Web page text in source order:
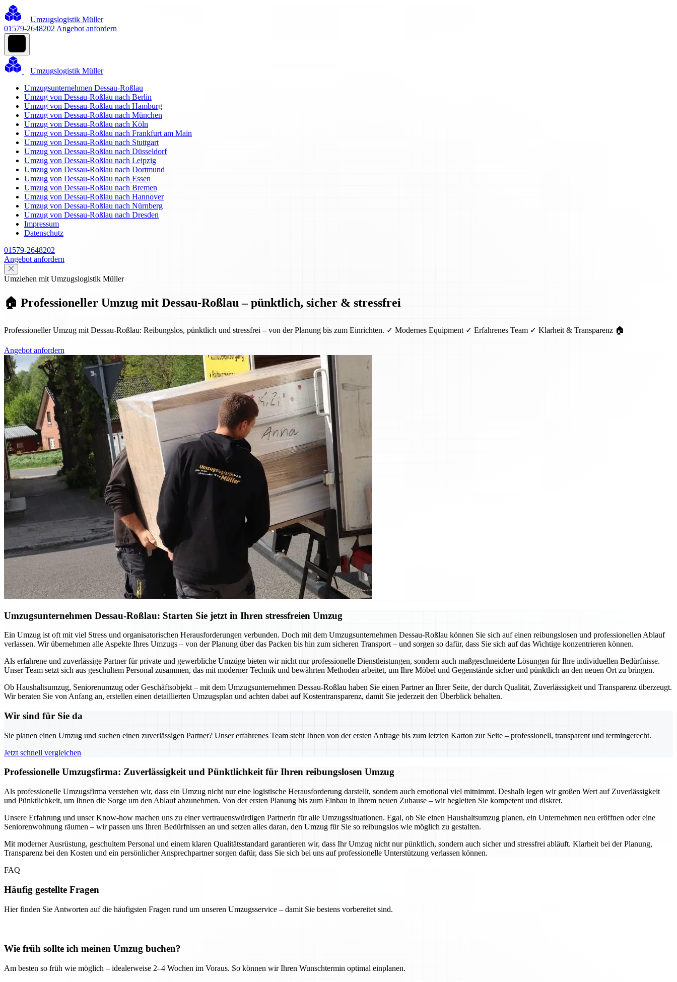
Umzugslogistik Müller
01579-2648202 Angebot anfordern
Umzugslogistik Müller
Umzugsunternehmen Dessau-Roßlau
Umzug von Dessau-Roßlau nach Berlin
Umzug von Dessau-Roßlau nach Hamburg
Umzug von Dessau-Roßlau nach München
Umzug von Dessau-Roßlau nach Köln
Umzug von Dessau-Roßlau nach Frankfurt am Main
Umzug von Dessau-Roßlau nach Stuttgart
Umzug von Dessau-Roßlau nach Düsseldorf
Umzug von Dessau-Roßlau nach Leipzig
Umzug von Dessau-Roßlau nach Dortmund
Umzug von Dessau-Roßlau nach Essen
Umzug von Dessau-Roßlau nach Bremen
Umzug von Dessau-Roßlau nach Hannover
Umzug von Dessau-Roßlau nach Nürnberg
Umzug von Dessau-Roßlau nach Dresden
Impressum
Datenschutz
01579-2648202
Angebot anfordern
Umziehen mit Umzugslogistik Müller
🏠 Professioneller Umzug mit Dessau-Roßlau – pünktlich, sicher & stressfrei
Professioneller Umzug mit Dessau-Roßlau: Reibungslos, pünktlich und stressfrei – von der Planung bis zum Einrichten. ✓ Modernes Equipment ✓ Erfahrenes Team ✓ Klarheit & Transparenz 🏠
Angebot anfordern
Umzugsunternehmen Dessau-Roßlau: Starten Sie jetzt in Ihren stressfreien Umzug
Ein Umzug ist oft mit viel Stress und organisatorischen Herausforderungen verbunden. Doch mit dem Umzugsunternehmen Dessau-Roßlau können Sie sich auf einen reibungslosen und professionellen Ablauf
verlassen. Wir übernehmen alle Aspekte Ihres Umzugs – von der Planung über das Packen bis hin zum sicheren Transport – und sorgen so dafür, dass Sie sich auf das Wichtige konzentrieren können.
Als erfahrene und zuverlässige Partner für private und gewerbliche Umzüge bieten wir nicht nur professionelle Dienstleistungen, sondern auch maßgeschneiderte Lösungen für Ihre individuellen Bedürfnisse.
Unser Team setzt sich aus geschultem Personal zusammen, das mit moderner Technik und bewährten Methoden arbeitet, um Ihre Möbel und Gegenstände sicher und pünktlich an den neuen Ort zu bringen.
Ob Haushaltsumzug, Seniorenumzug oder Geschäftsobjekt – mit dem Umzugsunternehmen Dessau-Roßlau haben Sie einen Partner an Ihrer Seite, der durch Qualität, Zuverlässigkeit und Transparenz überzeugt.
Wir beraten Sie von Anfang an, erstellen einen detaillierten Umzugsplan und achten dabei auf Kostentransparenz, damit Sie jederzeit den Überblick behalten.
Wir sind für Sie da
Sie planen einen Umzug und suchen einen zuverlässigen Partner? Unser erfahrenes Team steht Ihnen von der ersten Anfrage bis zum letzten Karton zur Seite – professionell, transparent und termingerecht.
Jetzt schnell vergleichen
Professionelle Umzugsfirma: Zuverlässigkeit und Pünktlichkeit für Ihren reibungslosen Umzug
Als professionelle Umzugsfirma verstehen wir, dass ein Umzug nicht nur eine logistische Herausforderung darstellt, sondern auch emotional viel mitnimmt. Deshalb legen wir großen Wert auf Zuverlässigkeit
und Pünktlichkeit, um Ihnen die Sorge um den Ablauf abzunehmen. Von der ersten Planung bis zum Einbau in Ihrem neuen Zuhause – wir begleiten Sie kompetent und diskret.
Unsere Erfahrung und unser Know-how machen uns zu einer vertrauenswürdigen Partnerin für alle Umzugssituationen. Egal, ob Sie einen Haushaltsumzug planen, ein Unternehmen neu eröffnen oder eine
Seniorenwohnung räumen – wir passen uns Ihren Bedürfnissen an und setzen alles daran, den Umzug für Sie so reibungslos wie möglich zu gestalten.
Mit moderner Ausrüstung, geschultem Personal und einem klaren Qualitätsstandard garantieren wir, dass Ihr Umzug nicht nur pünktlich, sondern auch sicher und stressfrei abläuft. Klarheit bei der Planung,
Transparenz bei den Kosten und ein persönlicher Ansprechpartner sorgen dafür, dass Sie sich bei uns auf professionelle Unterstützung verlassen können.
FAQ
Häufig gestellte Fragen
Hier finden Sie Antworten auf die häufigsten Fragen rund um unseren Umzugsservice – damit Sie bestens vorbereitet sind.
Wie früh sollte ich meinen Umzug buchen?
Am besten so früh wie möglich – idealerweise 2–4 Wochen im Voraus. So können wir Ihren Wunschtermin optimal einplanen.